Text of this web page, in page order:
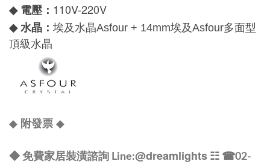
◆ 電壓： 110V-220V
◆ 水晶： 埃及水晶Asfour + 14mm埃及Asfour多面型
頂級水晶
◆ 附發票◆
◆ 免費家居裝潢諮詢 Line:@dreamlights ☷ ☎02-